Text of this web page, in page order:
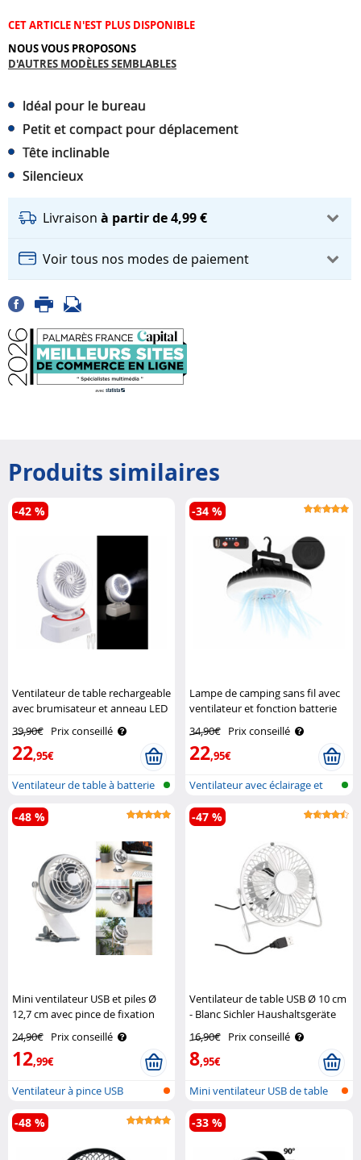
CET ARTICLE N'EST PLUS DISPONIBLE
NOUS VOUS PROPOSONS
D'AUTRES MODÈLES SEMBLABLES
Idéal pour le bureau
Petit et compact pour déplacement
Tête inclinable
Silencieux
Livraison à partir de 4,99 €
Voir tous nos modes de paiement
Produits similaires
Ventilateur de table rechargeable
avec brumisateur et anneau LED
VT-26.T Sichler Haushaltsgeräte
39,90€ Prix conseillé
22,95€
-42 %
Ventilateur de table à batterie
ave..
Lampe de camping sans fil avec
ventilateur et fonction batterie
34,90€ Prix conseillé
22,95€
-34 %
Ventilateur avec éclairage et
fonct..
Mini ventilateur USB et piles Ø
12,7 cm avec pince de fixation
Sichler Haushaltsgeräte
24,90€ Prix conseillé
12,99€
-48 %
Ventilateur à pince USB
Ventilateur de table USB Ø 10 cm
- Blanc Sichler Haushaltsgeräte
16,90€ Prix conseillé
8,95€
-47 %
Mini ventilateur USB de table
en mé..
-48 % -33 %